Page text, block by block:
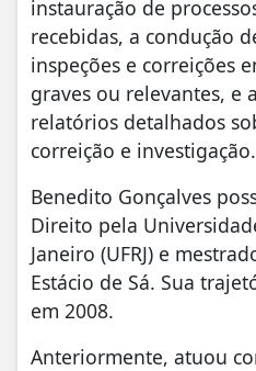
instauração de
recebidas, a condução
inspeções e correições
graves ou relevantes, e
relatórios detalhados
correição e investigação.
Benedito Gonçalves
Direito pela
Janeiro (UFRJ) e
Estácio de Sá. Sua
em 2008.
Anteriormente, atuou